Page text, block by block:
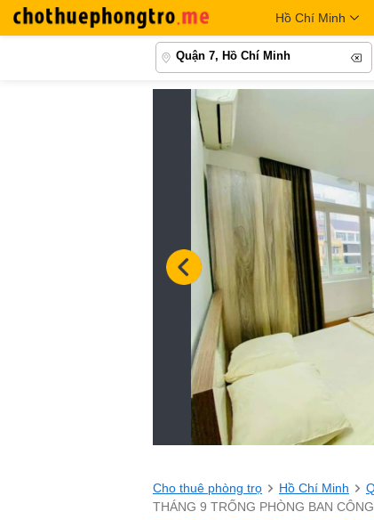
Hồ Chí Minh
Quận 7, Hồ Chí Minh
Cho thuê phòng trọ Hồ Chí Minh
THÁNG 9 TRỐNG PHÒNG BAN